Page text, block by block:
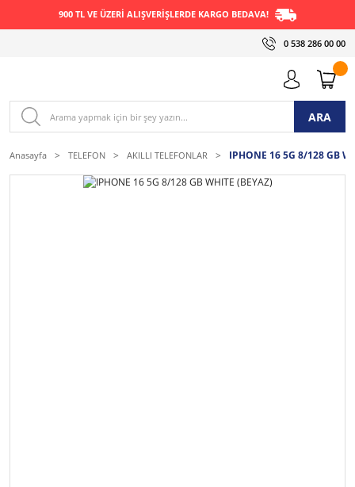
900 TL VE ÜZERİ ALIŞVERİŞLERDE KARGO BEDAVA!
0 538 286 00 00
ARA
Anasayfa TELEFON AKILLI TELEFONLAR IPHONE 16 5G 8/128 GB